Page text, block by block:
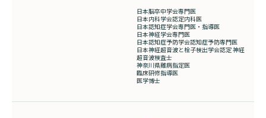
日本脳卒中学会専門医
日本内科学会認定内科医
日本認知症学会専門医・指導医
日本神経学会専門医
日本認知症予防学会認知症予防専門医
日本神経超音波と栓子検出学会認定 神経
超音波検査士
神奈川県難病指定医
臨床研修指導医
医学博士